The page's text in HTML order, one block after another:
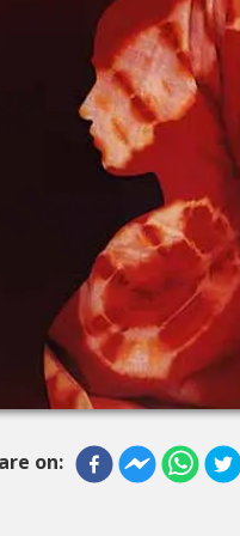
on: